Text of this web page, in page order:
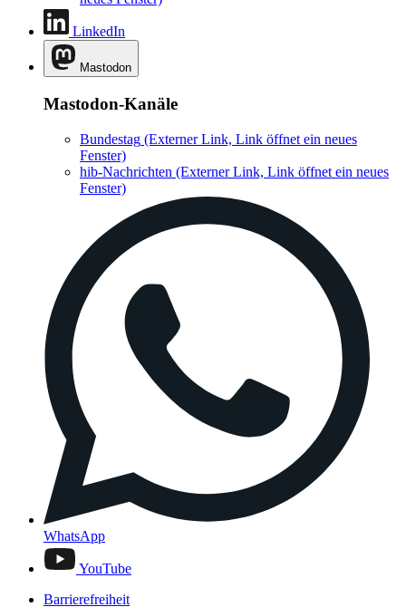
LinkedIn
Mastodon
Mastodon-Kanäle
Bundestag (Externer Link, Link öffnet ein neues
Fenster)
hib-Nachrichten (Externer Link, Link öffnet ein neues
Fenster)
WhatsApp
YouTube
Barrierefreiheit